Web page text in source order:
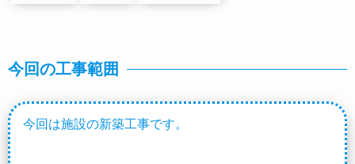
今回の工事範囲
今回は施設の新築工事です。